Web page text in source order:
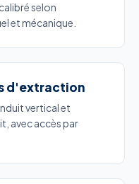
selon
et mécanique.
d'extraction
vertical et
avec accès par